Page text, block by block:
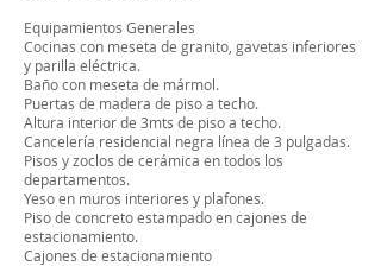
Equipamientos Generales
Cocinas con meseta de granito, gavetas inferiores
y parilla eléctrica.
Baño con meseta de mármol.
Puertas de madera de piso a techo.
Altura interior de 3mts de piso a techo.
Cancelería residencial negra línea de 3 pulgadas.
Pisos y zoclos de cerámica en todos los
departamentos.
Yeso en muros interiores y plafones.
Piso de concreto estampado en cajones de
estacionamiento.
Cajones de estacionamiento